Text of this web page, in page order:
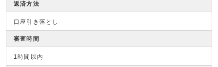
返済方法
口座引き落とし
審査時間
1時間以内